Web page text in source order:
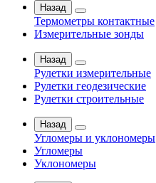
Назад
Термометры контактные
Измерительные зонды
Назад
Рулетки измерительные
Рулетки геодезические
Рулетки строительные
Назад
Угломеры и уклономеры
Угломеры
Уклономеры